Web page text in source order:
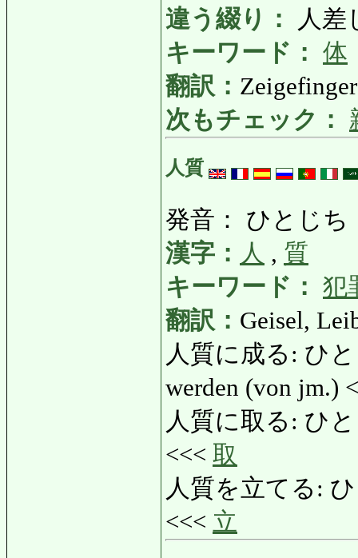
違う綴り：
人差
キーワード： 体
翻訳： Zeigefinger
次もチェック：
人質
発音： ひとじち
漢字： 人 , 質
キーワード： 犯
翻訳： Geisel,
人質に成る: ひ
werden (von jm.)
人質に取る: ひ
<<< 取
人質を立てる:
<<< 立